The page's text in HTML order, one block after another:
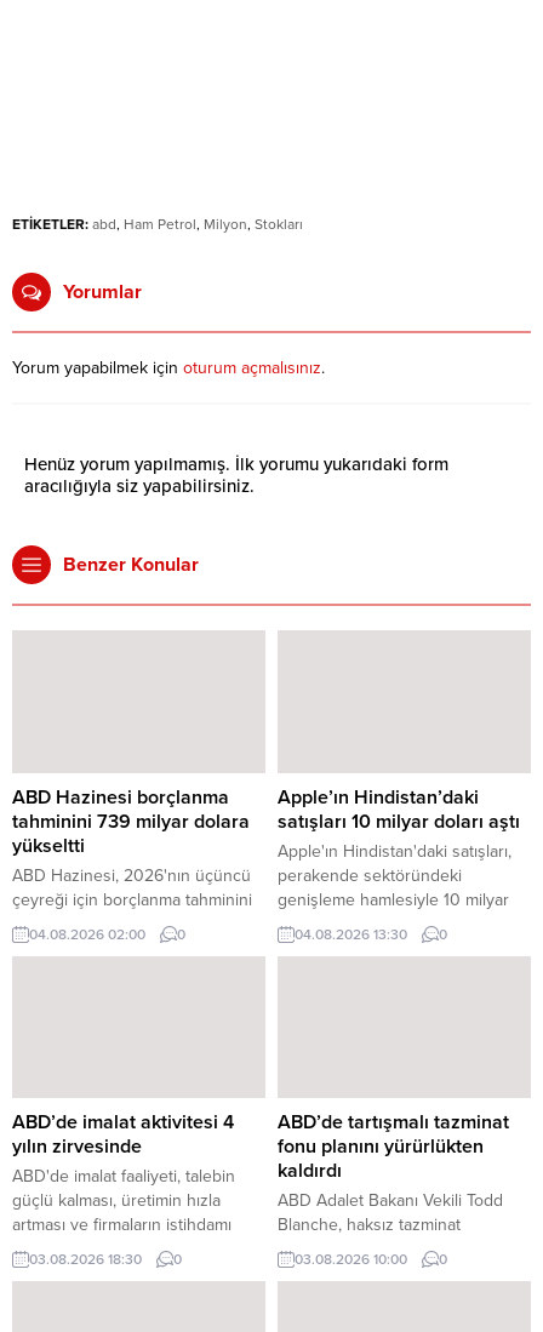
ETİKETLER: abd, Ham Petrol, Milyon, Stokları
Yorumlar
Yorum yapabilmek için oturum açmalısınız.
Henüz yorum yapılmamış. İlk yorumu yukarıdaki form
aracılığıyla siz yapabilirsiniz.
Benzer Konular
ABD Hazinesi borçlanma
tahminini 739 milyar dolara
yükseltti
ABD Hazinesi, 2026'nın üçüncü
çeyreği için borçlanma tahminini
68 milyar dolar artırarak 739
milyar dolara yükseltti.
04.08.2026 02:00 0
Apple’ın Hindistan’daki
satışları 10 milyar doları aştı
Apple'ın Hindistan'daki satışları,
perakende sektöründeki
genişleme hamlesiyle 10 milyar
doları aştı. Satışların önemli bir
çoğunluğunu iPhone'lar
04.08.2026 13:30 0
ABD’de imalat aktivitesi 4
yılın zirvesinde
ABD'de imalat faaliyeti, talebin
güçlü kalması, üretimin hızla
artması ve firmaların istihdamı
artırmasıyla birlikte Temmuz
ayında son dört yılı aşkın sürenin
03.08.2026 18:30 0
ABD’de tartışmalı tazminat
fonu planını yürürlükten
kaldırdı
ABD Adalet Bakanı Vekili Todd
Blanche, haksız tazminat
sağlayabileceği gerekçesiyle
eleştirilen 1,8 milyar dolarlık
03.08.2026 10:00 0